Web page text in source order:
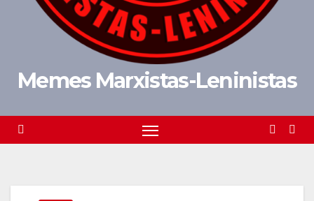
Memes Marxistas-Leninistas